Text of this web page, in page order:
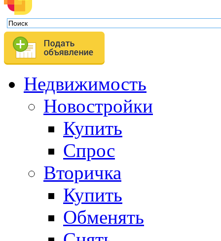
Недвижимость
Новостройки
Купить
Спрос
Вторичка
Купить
Обменять